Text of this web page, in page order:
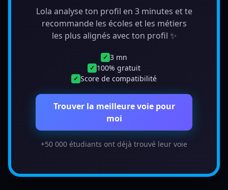
Lola analyse ton profil en 3 minutes et te
recommande les écoles et les métiers
les plus alignés avec ton profil ✨
✓ 3 mn
✓ 100% gratuit
✓ Score de compatibilité
Trouver la meilleure voie pour
moi
+50 000 étudiants ont déjà trouvé leur voie